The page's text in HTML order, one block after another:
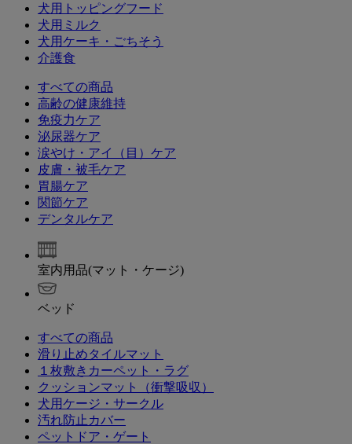
犬用トッピングフード
犬用ミルク
犬用ケーキ・ごちそう
介護食
すべての商品
高齢の健康維持
免疫力ケア
泌尿器ケア
涙やけ・アイ（目）ケア
皮膚・被毛ケア
胃腸ケア
関節ケア
デンタルケア
室内用品(マット・ケージ)
ベッド
すべての商品
滑り止めタイルマット
１枚敷きカーペット・ラグ
クッションマット（衝撃吸収）
犬用ケージ・サークル
汚れ防止カバー
ペットドア・ゲート